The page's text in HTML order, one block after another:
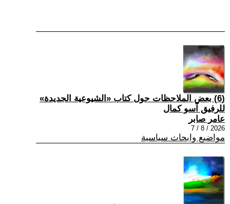
(6) بعض الملاحظات حول كتاب «الشيوعية الجديدة»
للرفيق آسو كمال
عامر صابر
2026 / 8 / 7
مواضيع وابحاث سياسية